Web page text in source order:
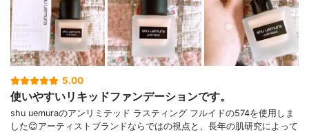
5.00
使いやすいリキッドファンデーションです。
shu uemuraのアンリミテッド ラスティング フルイドの574を使用しま
した😊アーティストブランドならではの視点と、長年の肌研究によって